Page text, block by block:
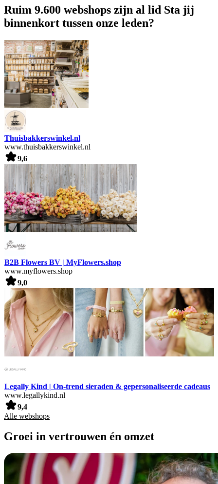
Ruim 9.600 webshops zijn al lid Sta jij
binnenkort tussen onze leden?
Thuisbakkerswinkel.nl
www.thuisbakkerswinkel.nl
9,6
B2B Flowers BV | MyFlowers.shop
www.myflowers.shop
9,0
Legally Kind | On-trend sieraden & gepersonaliseerde cadeaus
www.legallykind.nl
9,4
Alle webshops
Groei in vertrouwen én omzet